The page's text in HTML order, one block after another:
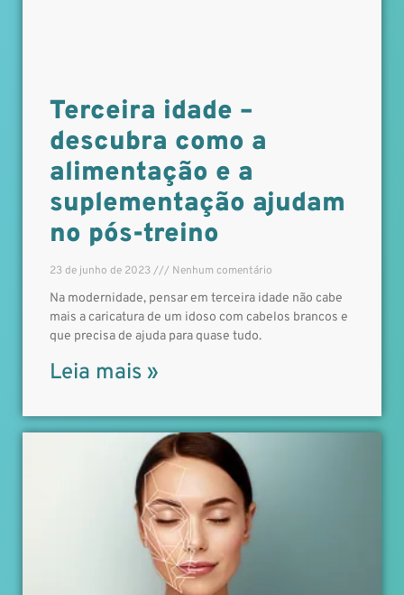
Terceira idade –
descubra como a
alimentação e a
suplementação ajudam
no pós-treino
23 de junho de 2023 Nenhum comentário
Na modernidade, pensar em terceira idade não cabe
mais a caricatura de um idoso com cabelos brancos e
que precisa de ajuda para quase tudo.
Leia mais »